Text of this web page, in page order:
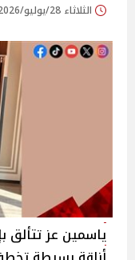
الثلاثاء 28/يوليو/2026 - 04:36 م
ياسمين عز تتألق